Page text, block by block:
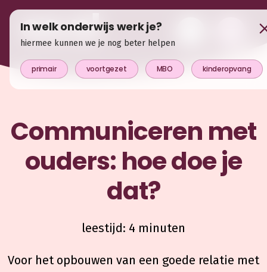
Communiceren met
ouders: hoe doe je
dat?
leestijd: 4 minuten
Voor het opbouwen van een goede relatie met
In welk onderwijs werk je?
hiermee kunnen we je nog beter helpen
primair voortgezet MBO kinderopvang